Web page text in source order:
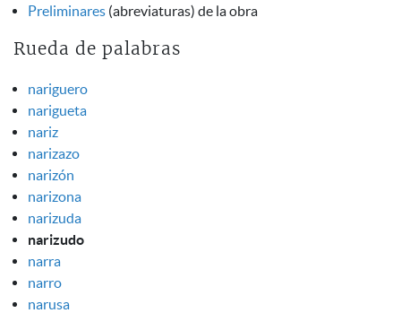
Preliminares (abreviaturas) de la obra
Rueda de palabras
nariguero
narigueta
nariz
narizazo
narizón
narizona
narizuda
narizudo
narra
narro
narusa